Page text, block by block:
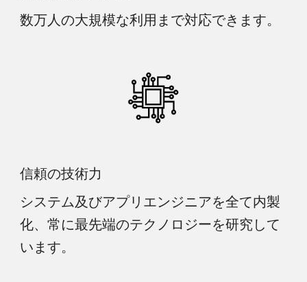
数万人の大規模な利用まで対応できます。
信頼の技術力
システム及びアプリエンジニアを全て内製
化、常に最先端のテクノロジーを研究して
います。